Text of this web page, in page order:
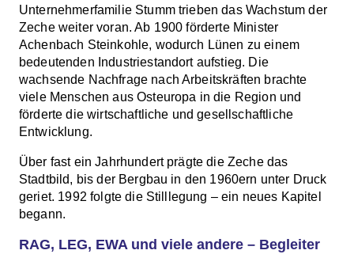
Unternehmerfamilie Stumm trieben das Wachstum der
Zeche weiter voran. Ab 1900 förderte Minister
Achenbach Steinkohle, wodurch Lünen zu einem
bedeutenden Industriestandort aufstieg. Die
wachsende Nachfrage nach Arbeitskräften brachte
viele Menschen aus Osteuropa in die Region und
förderte die wirtschaftliche und gesellschaftliche
Entwicklung.
Über fast ein Jahrhundert prägte die Zeche das
Stadtbild, bis der Bergbau in den 1960ern unter Druck
geriet. 1992 folgte die Stilllegung – ein neues Kapitel
begann.
RAG, LEG, EWA und viele andere – Begleiter